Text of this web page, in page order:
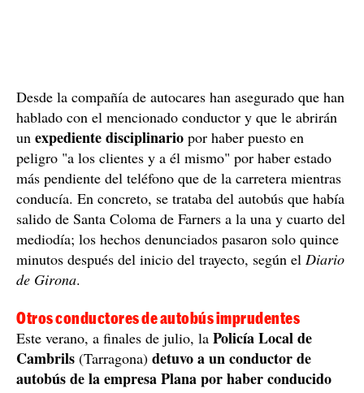
Desde la compañía de autocares han asegurado que han
hablado con el mencionado conductor y que le abrirán
un expediente disciplinario por haber puesto en
peligro "a los clientes y a él mismo" por haber estado
más pendiente del teléfono que de la carretera mientras
conducía. En concreto, se trataba del autobús que había
salido de Santa Coloma de Farners a la una y cuarto del
mediodía; los hechos denunciados pasaron solo quince
minutos después del inicio del trayecto, según el Diario
de Girona.